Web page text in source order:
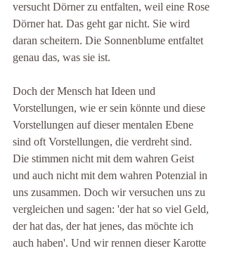
versucht Dörner zu entfalten, weil eine Rose
Dörner hat. Das geht gar nicht. Sie wird
daran scheitern. Die Sonnenblume entfaltet
genau das, was sie ist.
Doch der Mensch hat Ideen und
Vorstellungen, wie er sein könnte und diese
Vorstellungen auf dieser mentalen Ebene
sind oft Vorstellungen, die verdreht sind.
Die stimmen nicht mit dem wahren Geist
und auch nicht mit dem wahren Potenzial in
uns zusammen. Doch wir versuchen uns zu
vergleichen und sagen: 'der hat so viel Geld,
der hat das, der hat jenes, das möchte ich
auch haben'. Und wir rennen dieser Karotte